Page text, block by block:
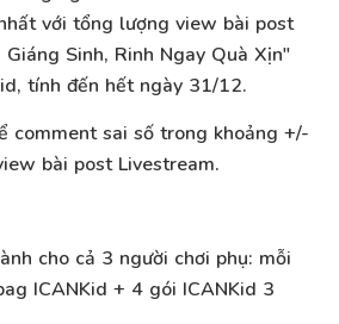
với tổng lượng view bài post
Sinh, Rinh Ngay Quà Xịn"
tính đến hết ngày 31/12.
comment sai số trong khoảng +/-
bài post Livestream.
cho cả 3 người chơi phụ: mỗi
ICANKid + 4 gói ICANKid 3